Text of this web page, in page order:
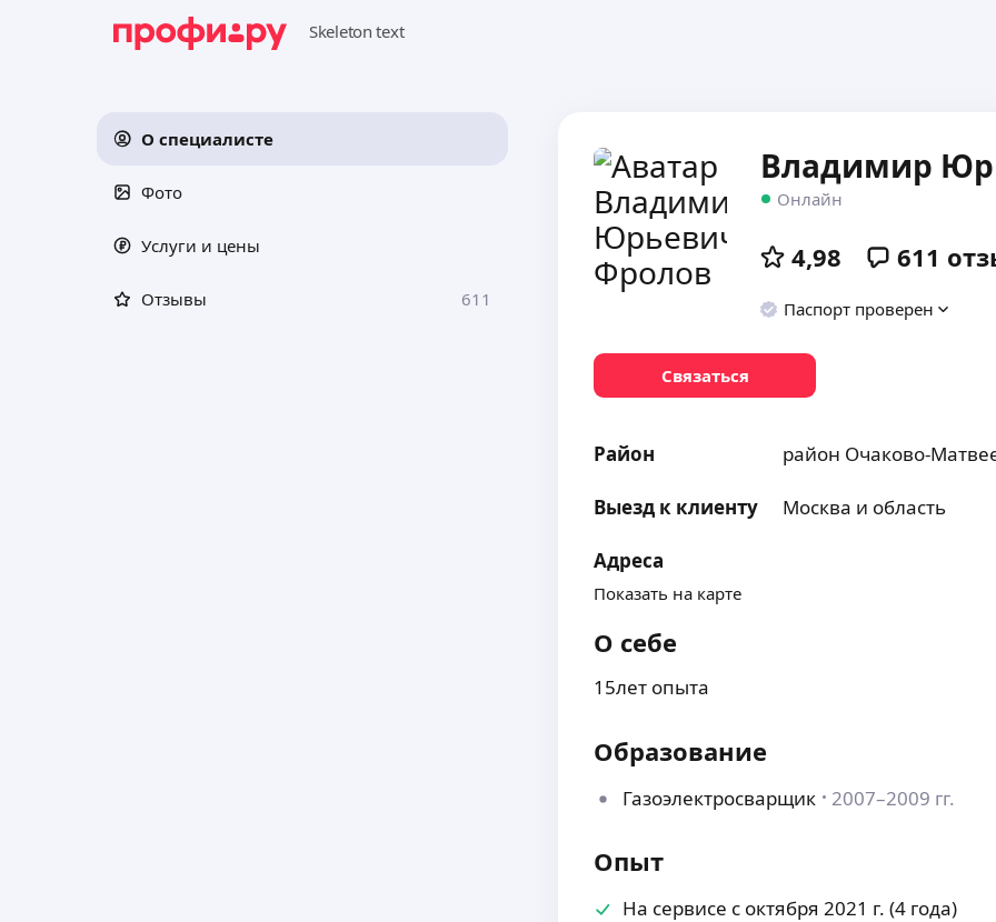
О специалисте
Фото
Услуги и цены
Отзывы 611
Владимир
Онлайн
4,98 611
Паспорт проверен
Связаться
Район район Очаково-
Выезд к клиенту Москва и область
Адреса
Показать на карте
О себе
15лет опыта
Образование
Газоэлектросварщик 2007–2009 гг.
Опыт
На сервисе с октября 2021 г. (4 года)